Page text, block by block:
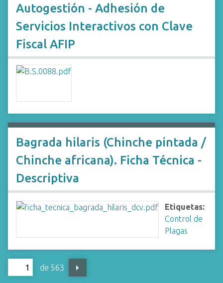
Autogestión - Adhesión de
Servicios Interactivos con Clave
Fiscal AFIP
Bagrada hilaris (Chinche pintada /
Chinche africana). Ficha Técnica -
Descriptiva
Etiquetas:
Control de
Plagas
de 563